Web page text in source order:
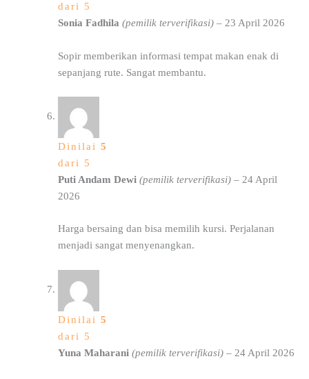
dari 5
Sonia Fadhila (pemilik terverifikasi) – 23 April 2026
Sopir memberikan informasi tempat makan enak di
sepanjang rute. Sangat membantu.
Dinilai 5
dari 5
Puti Andam Dewi (pemilik terverifikasi) – 24 April
2026
Harga bersaing dan bisa memilih kursi. Perjalanan
menjadi sangat menyenangkan.
Dinilai 5
dari 5
Yuna Maharani (pemilik terverifikasi) – 24 April 2026